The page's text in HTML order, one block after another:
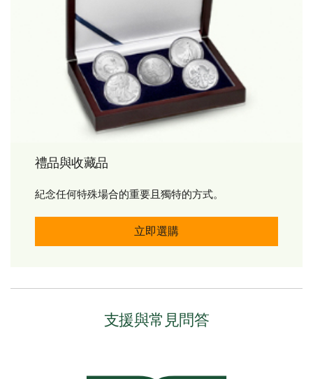
禮品與收藏品
紀念任何特殊場合的重要且獨特的方式。
禮品與收藏品 立即購買
立即選購
支援與常見問答